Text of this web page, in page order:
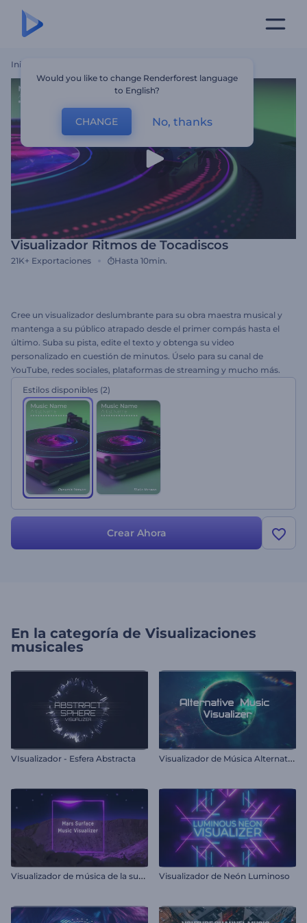
Inicio
Visualizador Ritmos de Tocadiscos
21K+ Exportaciones Hasta 10min.
Cree un visualizador deslumbrante para su obra maestra musical y
mantenga a su público atrapado desde el primer compás hasta el
último. Suba su pista, edite el texto y obtenga su video
personalizado en cuestión de minutos. Úselo para su canal de
YouTube, redes sociales, plataformas de streaming y mucho más.
Estilos disponibles (2)
Crear Ahora
En la categoría de Visualizaciones
musicales
VIsualizador - Esfera Abstracta V
isualizador de Música Alternativo
V
isualizador de música de la superficie de Marte Visualizador de Neón Luminoso
Would you like to change Renderforest language
to English?
CHANGE No, thanks